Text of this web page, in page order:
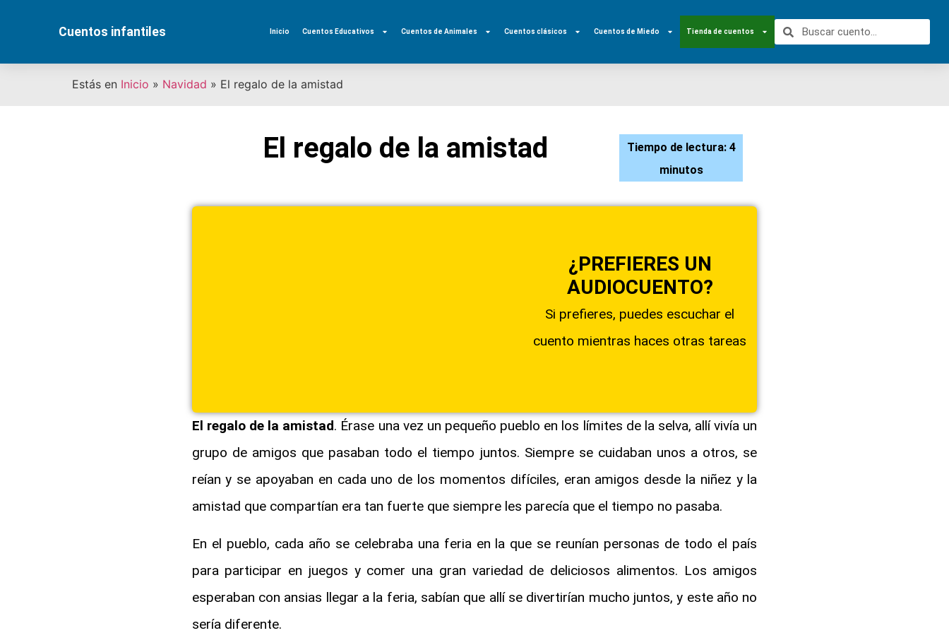
Cuentos infantiles Inicio Cuentos Educativos Cuentos de Animales Cuentos clásicos Cuentos de Miedo Tienda de cuentos
Estás en Inicio » Navidad » El regalo de la amistad
El regalo de la amistad
Tiempo de lectura: 4
minutos
¿PREFIERES UN
AUDIOCUENTO?
Si prefieres, puedes escuchar el
cuento mientras haces otras tareas
El regalo de la amistad. Érase una vez un pequeño pueblo en los límites de la selva, allí vivía un
grupo de amigos que pasaban todo el tiempo juntos. Siempre se cuidaban unos a otros, se
reían y se apoyaban en cada uno de los momentos difíciles, eran amigos desde la niñez y la
amistad que compartían era tan fuerte que siempre les parecía que el tiempo no pasaba.
En el pueblo, cada año se celebraba una feria en la que se reunían personas de todo el país
para participar en juegos y comer una gran variedad de deliciosos alimentos. Los amigos
esperaban con ansias llegar a la feria, sabían que allí se divertirían mucho juntos, y este año no
sería diferente.